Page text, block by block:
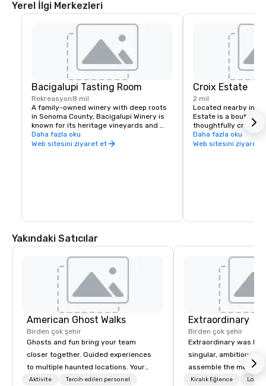
Yerel İlgi Merkezleri
Bacigalupi Tasting Room
Rekreasyon 8 mil
A family-owned winery with deep roots
in Sonoma County, Bacigalupi Winery is
known for its heritage vineyards and
expressive, site-driven wines. The
welcoming setting and thoughtfully
Daha fazla oku
Web sitesini ziyaret et
Croix Estate
2 mil
Located nearby in
Estate is a boutique
thoughtfully crafted
tasting experiences.
refined setting
Daha fazla oku
Web sitesini ziyaret
Yakındaki Satıcılar
American Ghost Walks
Birden çok şehir
Ghosts and fun bring your team
closer together. Guided experiences
to multiple haunted locations. Your
group will be treated to a ghostly
Aktivite Tercih edilen personel
Extraordinary
Birden çok şehir
Extraordinary was
singular, ambitious
assemble the most
of event
Kiralık Eğlence